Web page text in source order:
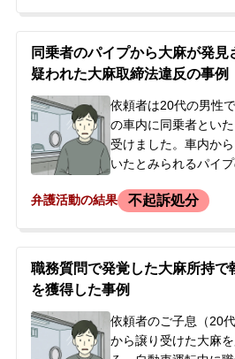
心配され、当事務所に
特に、早期の身柄解
による資格への影響を
望が強くありました。
同乗者のパイプから大麻が発見
疑われた大麻取締法違反の事例
依頼者は20代の男性
の車内に同乗者とい
受けました。車内か
いたとみられるパイ
め、依頼者は同乗者ら
一貫して、大麻は自
持を否定していまし
人として当事務所の
護活動を開始すること
弁護活動の結果 不起訴処分
職務質問で発覚した大麻所持で
を獲得した事例
依頼者のご子息（20
から譲り受けた大麻